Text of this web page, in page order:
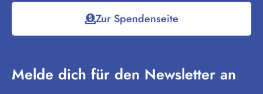
Zur Spendenseite
Melde dich für den Newsletter an